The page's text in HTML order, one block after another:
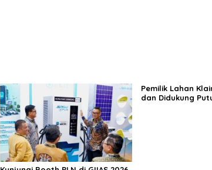
Pemilik Lahan
dan Didukung